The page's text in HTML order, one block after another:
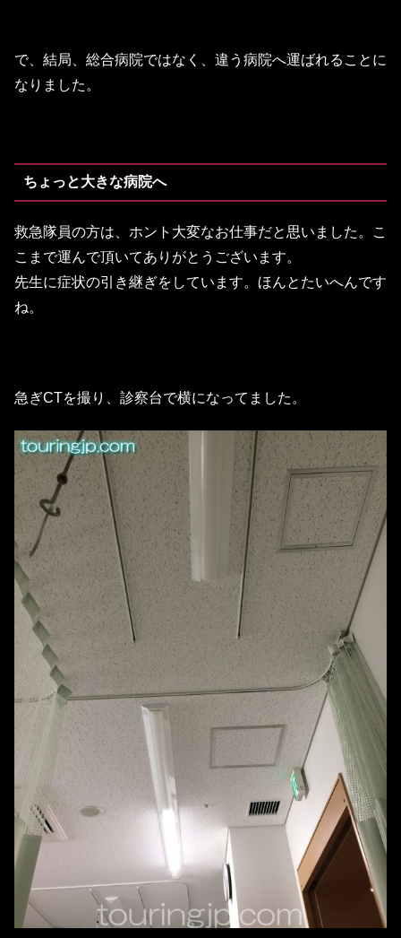
で、結局、総合病院ではなく、違う病院へ運ばれることに
なりました。
ちょっと大きな病院へ
救急隊員の方は、ホント大変なお仕事だと思いました。こ
こまで運んで頂いてありがとうございます。
先生に症状の引き継ぎをしています。ほんとたいへんです
ね。
急ぎCTを撮り、診察台で横になってました。